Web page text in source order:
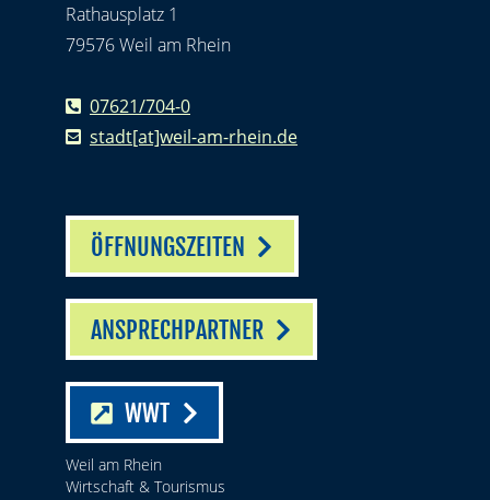
Rathausplatz 1
79576 Weil am Rhein
07621/704-0
stadt[at]weil-am-rhein.de
ÖFFNUNGSZEITEN
ANSPRECHPARTNER
WWT
Weil am Rhein
Wirtschaft & Tourismus